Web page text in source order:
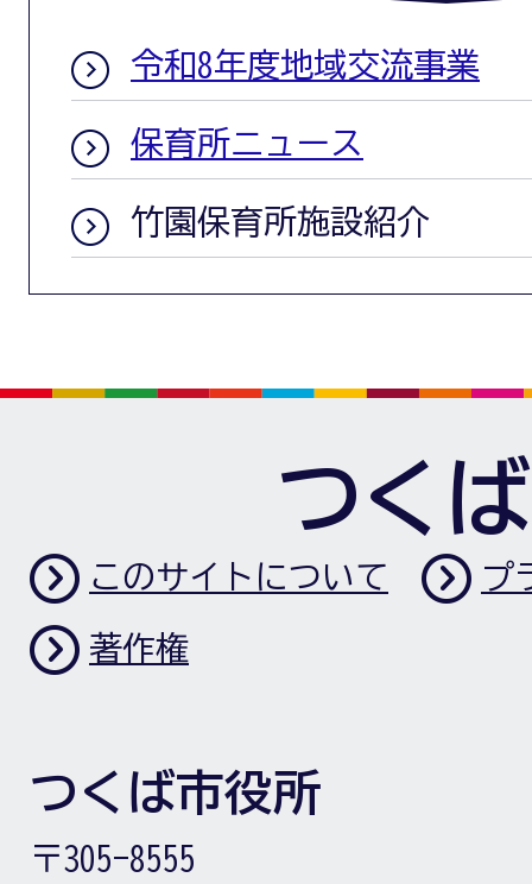
令和8年度地域交流事業
保育所ニュース
竹園保育所施設紹介
つく
このサイトについて プ
著作権
つくば市役所
〒305-8555